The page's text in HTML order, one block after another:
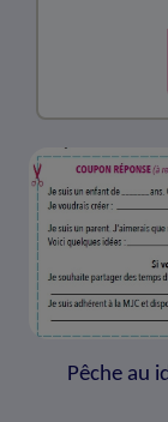
Pêche au